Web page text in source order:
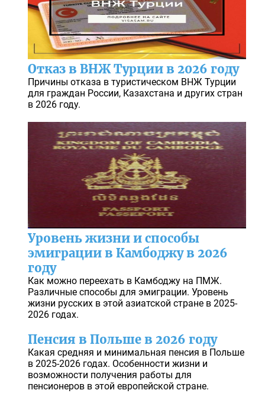
Отказ в ВНЖ Турции в 2026 году
Причины отказа в туристическом ВНЖ Турции
для граждан России, Казахстана и других стран
в 2026 году.
Уровень жизни и способы
эмиграции в Камбоджу в 2026
году
Как можно переехать в Камбоджу на ПМЖ.
Различные способы для эмиграции. Уровень
жизни русских в этой азиатской стране в 2025-
2026 годах.
Пенсия в Польше в 2026 году
Какая средняя и минимальная пенсия в Польше
в 2025-2026 годах. Особенности жизни и
возможности получения работы для
пенсионеров в этой европейской стране.